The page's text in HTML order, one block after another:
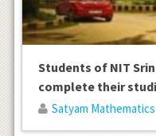
Students of NIT
complete their
Satyam Mathematics